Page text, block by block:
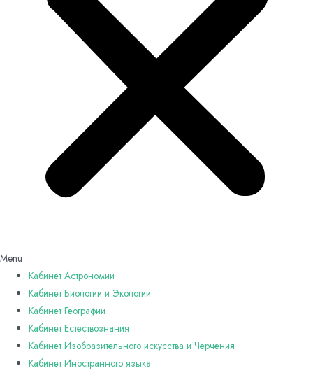
Menu
Кабинет Астрономии
Кабинет Биологии и Экологии
Кабинет Географии
Кабинет Естествознания
Кабинет Изобразительного искусства и Черчения
Кабинет Иностранного языка